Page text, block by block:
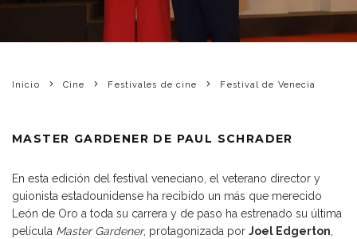
Inicio Cine Festivales de cine Festival de Venecia
MASTER GARDENER DE PAUL SCHRADER
En esta edición del festival veneciano, el veterano director y
guionista estadounidense ha recibido un más que merecido
León de Oro a toda su carrera y de paso ha estrenado su última
película Master Gardener, protagonizada por Joel Edgerton,